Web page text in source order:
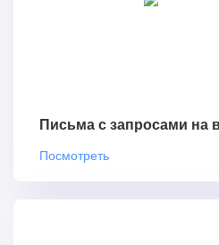
Письма с запросами на
Посмотреть